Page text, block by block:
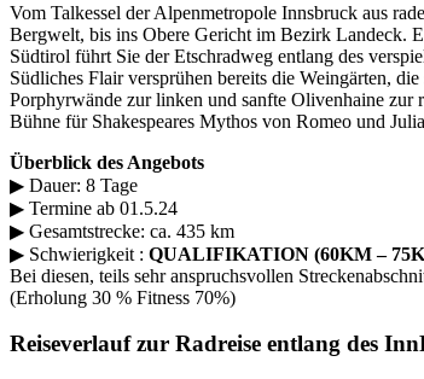
Vom Talkessel der Alpenmetropole Innsbruck aus
Bergwelt, bis ins Obere Gericht im Bezirk Landeck.
Südtirol führt Sie der Etschradweg entlang des
Südliches Flair versprühen bereits die Weingärten,
Porphyrwände zur linken und sanfte Olivenhaine zur
Bühne für Shakespeares Mythos von Romeo und
Überblick des Angebots
▶ Dauer: 8 Tage
▶ Termine ab 01.5.24
▶ Gesamtstrecke: ca. 435 km
▶ Schwierigkeit : QUALIFIKATION (60KM –
Bei diesen, teils sehr anspruchsvollen
(Erholung 30 % Fitness 70%)
Reiseverlauf zur Radreise entlang des